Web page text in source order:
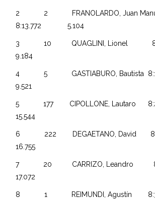
2 2 FRANOLARDO, Juan
8:13.772 5.104
3 10 QUAGLINI, Lionel
9.184
4 5 GASTIABURO, Bautista
9.521
5 177 CIPOLLONE, Lautaro
15.544
6 222 DEGAETANO, David
16.755
7 20 CARRIZO, Leandro
17.072
8 1 REIMUNDI, Agustín